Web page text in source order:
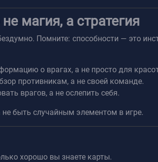
магия, а стратегия
Помните: способности — это
о врагах, а не просто для
противникам, а не своей команде.
врагов, а не ослепить себя.
быть случайным элементом в игре.
хорошо вы знаете карты.